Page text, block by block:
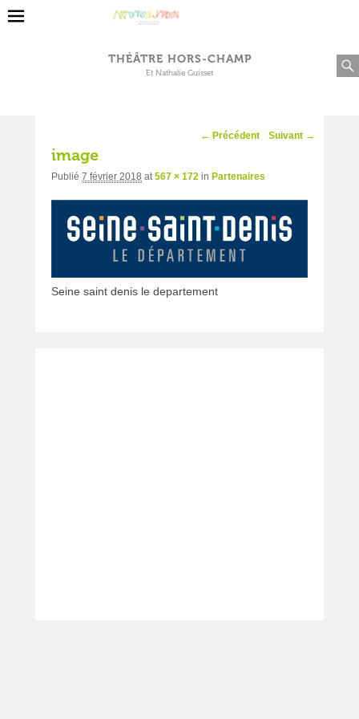
THÉÂTRE HORS-CHAMP
Et Nathalie Guisset
Navigation
← Précédent Suivant →
image
Publié 7 février 2018 at567 × 172 in Partenaires
Seine saint denis le departement